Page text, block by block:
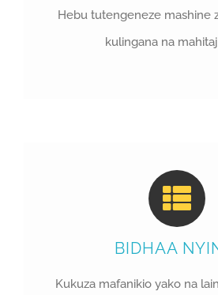
Hebu tutengeneze mashine
kulingana na
BIDHAA
Kukuza mafanikio yako na